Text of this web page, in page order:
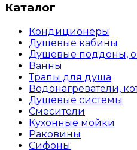
Каталог
Кондиционеры
Душевые кабины
Душевые поддоны,
Ванны
Трапы для душа
Водонагреватели,
Душевые системы
Смесители
Кухонные мойки
Раковины
Сифоны